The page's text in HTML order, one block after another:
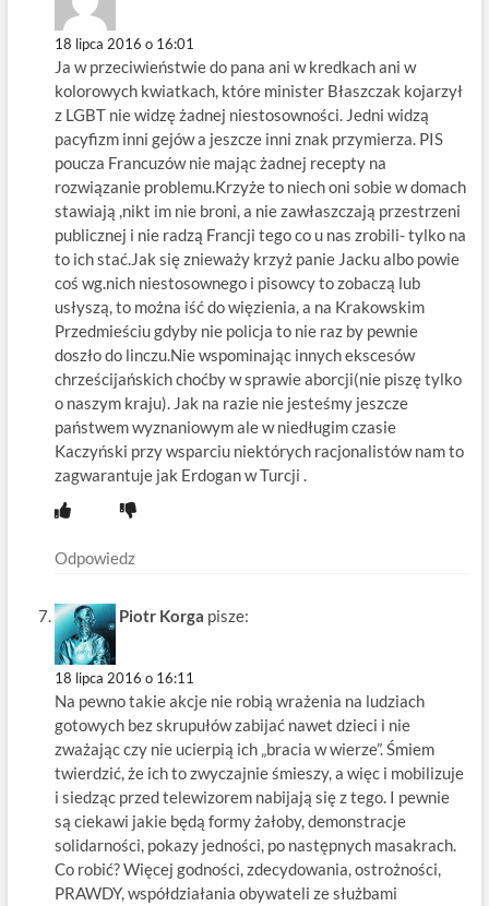
18 lipca 2016 o 16:01
Ja w przeciwieństwie do pana ani w kredkach ani w
kolorowych kwiatkach, które minister Błaszczak kojarzył
z LGBT nie widzę żadnej niestosowności. Jedni widzą
pacyfizm inni gejów a jeszcze inni znak przymierza. PIS
poucza Francuzów nie mając żadnej recepty na
rozwiązanie problemu.Krzyże to niech oni sobie w domach
stawiają ,nikt im nie broni, a nie zawłaszczają przestrzeni
publicznej i nie radzą Francji tego co u nas zrobili- tylko na
to ich stać.Jak się znieważy krzyż panie Jacku albo powie
coś wg.nich niestosownego i pisowcy to zobaczą lub
usłyszą, to można iść do więzienia, a na Krakowskim
Przedmieściu gdyby nie policja to nie raz by pewnie
doszło do linczu.Nie wspominając innych ekscesów
chrześcijańskich choćby w sprawie aborcji(nie piszę tylko
o naszym kraju). Jak na razie nie jesteśmy jeszcze
państwem wyznaniowym ale w niedługim czasie
Kaczyński przy wsparciu niektórych racjonalistów nam to
zagwarantuje jak Erdogan w Turcji .
Odpowiedz
Piotr Korga pisze:
18 lipca 2016 o 16:11
Na pewno takie akcje nie robią wrażenia na ludziach
gotowych bez skrupułów zabijać nawet dzieci i nie
zważając czy nie ucierpią ich „bracia w wierze”. Śmiem
twierdzić, że ich to zwyczajnie śmieszy, a więc i mobilizuje
i siedząc przed telewizorem nabijają się z tego. I pewnie
są ciekawi jakie będą formy żałoby, demonstracje
solidarności, pokazy jedności, po następnych masakrach.
Co robić? Więcej godności, zdecydowania, ostrożności,
PRAWDY, współdziałania obywateli ze służbami